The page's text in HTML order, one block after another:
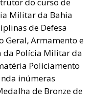
Militar da Bahia
de Defesa
Geral, Armamento e
da Polícia Militar da
Policiamento
inúmeras
de Bronze de